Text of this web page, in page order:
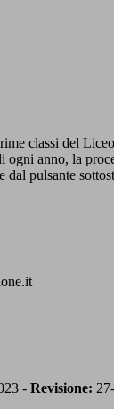
classi del
ogni anno, la
pulsante
- Revisione: